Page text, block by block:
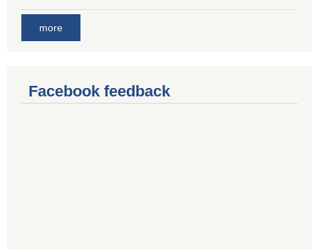
more
Facebook feedback